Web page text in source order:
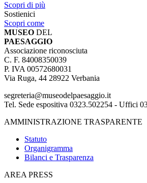
Scopri di più
Sostienici
Scopri come
MUSEO DEL
PAESAGGIO
Associazione riconosciuta
C. F. 84008350039
P. IVA 00572680031
Via Ruga, 44 28922 Verbania
segreteria@museodelpaesaggio.it
Tel. Sede espositiva 0323.502254 - Uffici
AMMINISTRAZIONE TRASPARENTE
Statuto
Organigramma
Bilanci e Trasparenza
AREA PRESS